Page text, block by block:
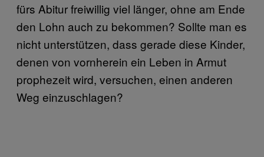
fürs Abitur freiwillig viel länger, ohne am Ende
den Lohn auch zu bekommen? Sollte man es
nicht unterstützen, dass gerade diese Kinder,
denen von vornherein ein Leben in Armut
prophezeit wird, versuchen, einen anderen
Weg einzuschlagen?